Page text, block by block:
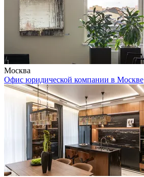
Москва
Офис юридической компании в Москве